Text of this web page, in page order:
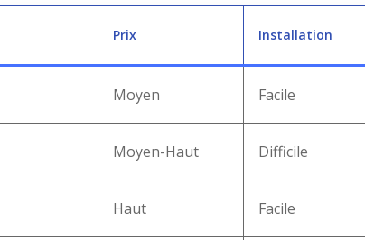
Prix Installation
Moyen Facile
Moyen-Haut Difficile
Haut Facile